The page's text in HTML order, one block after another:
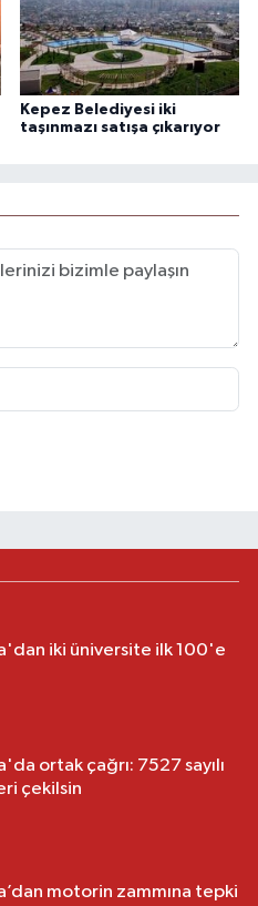
Kepez Belediyesi iki
taşınmazı satışa çıkarıyor
iki üniversite ilk 100'e
ortak çağrı: 7527 sayılı
çekilsin
motorin zammına tepki